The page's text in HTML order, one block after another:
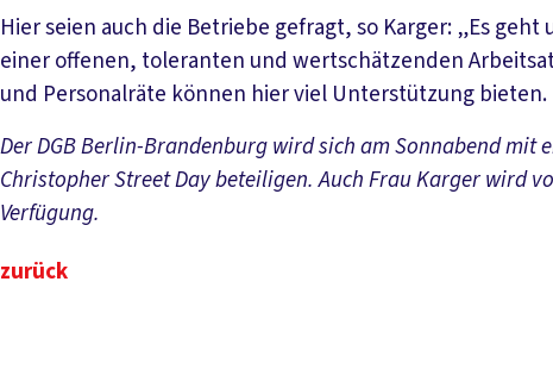
Hier seien auch die Betriebe gefragt, so Karger: „Es
einer offenen, toleranten und wertschätzenden
und Personalräte können hier viel Unterstützung bieten.
Der DGB Berlin-Brandenburg wird sich am Sonnabend mit
Christopher Street Day beteiligen. Auch Frau Karger wird
Verfügung.
zurück